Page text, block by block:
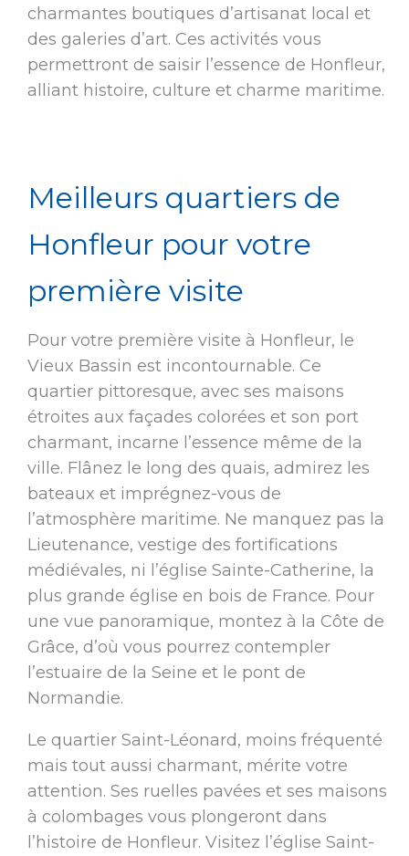
charmantes boutiques d’artisanat local et
des galeries d’art. Ces activités vous
permettront de saisir l’essence de Honfleur,
alliant histoire, culture et charme maritime.
Meilleurs quartiers de
Honfleur pour votre
première visite
Pour votre première visite à Honfleur, le
Vieux Bassin est incontournable. Ce
quartier pittoresque, avec ses maisons
étroites aux façades colorées et son port
charmant, incarne l’essence même de la
ville. Flânez le long des quais, admirez les
bateaux et imprégnez-vous de
l’atmosphère maritime. Ne manquez pas la
Lieutenance, vestige des fortifications
médiévales, ni l’église Sainte-Catherine, la
plus grande église en bois de France. Pour
une vue panoramique, montez à la Côte de
Grâce, d’où vous pourrez contempler
l’estuaire de la Seine et le pont de
Normandie.
Le quartier Saint-Léonard, moins fréquenté
mais tout aussi charmant, mérite votre
attention. Ses ruelles pavées et ses maisons
à colombages vous plongeront dans
l’histoire de Honfleur. Visitez l’église Saint-